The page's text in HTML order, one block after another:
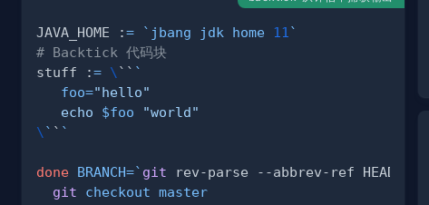
JAVA_HOME := ` jbang jdk home 11 `
# Backtick 代码块
stuff := \ `` `
foo="hello"
echo $foo
"world"
\ ` ` `
done BRANCH=` git rev-parse --abbrev-ref HEAD
git